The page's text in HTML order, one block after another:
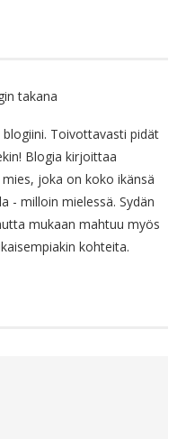
blogiini. Toivottavasti pidät
Blogia kirjoittaa
joka on koko ikänsä
- milloin mielessä. Sydän
mukaan mahtuu myös
kohteita.